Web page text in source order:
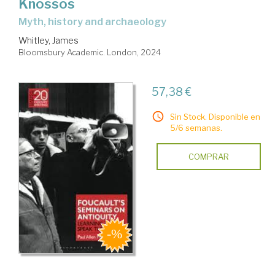
Knossos
myth, history and archaeology
Whitley, James
Bloomsbury Academic. London, 2024
57,38 €
Sin Stock. Disponible en
5/6 semanas.
COMPRAR